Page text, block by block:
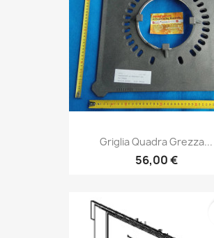
Griglia Quadra Grezza...
56,00 €